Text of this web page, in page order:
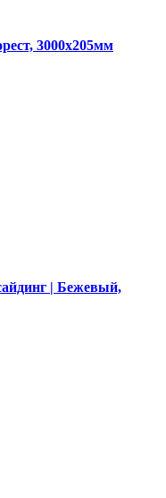
3000х205мм
| Бежевый,